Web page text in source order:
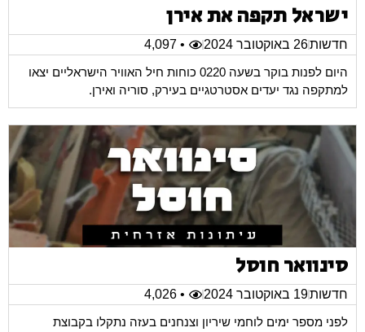
ישראל תקפה את אירן
חדשות26 באוקטובר 2024
• 4,097
היום לפנות בוקר בשעה 0220 כוחות חיל האוויר הישראליים יצאו
למתקפה נגד יעדים אסטרטגיים בעירק, סוריה ואירן.
סינוואר חוסל
חדשות19 באוקטובר 2024
• 4,026
לפני מספר ימים לוחמי שיריון וצנחנים בעזה נתקלו בקבוצת